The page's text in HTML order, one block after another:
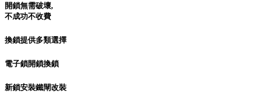
開鎖無需破壞,
不成功不收費
換鎖提供多類選擇
電子鎖開鎖換鎖
新鎖安裝鐵閘改裝